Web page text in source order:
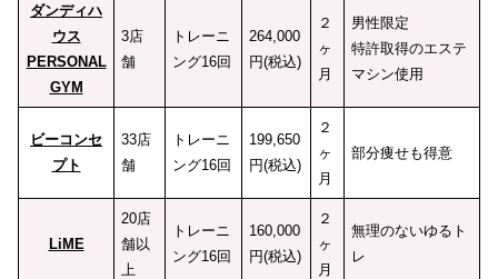
ダンディハ
ウス
PERSONAL
GYM
3店
舗
トレーニ
ング16回
264,000
円(税込)
２
ヶ
月
男性限定
特許取得のエステ
マシン使用
ビーコンセ
プト
33店
舗
トレーニ
ング16回
199,650
円(税込)
２
ヶ
月
部分痩せも得意
LiME
20店
舗以
上
トレーニ
ング16回
160,000
円(税込)
２
ヶ
月
無理のないゆるト
レ